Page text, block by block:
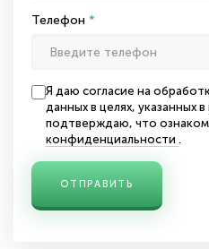
Телефон *
Я даю согласие на
данных в целях, указанных в
подтверждаю, что
конфиденциальности .
ОТПРАВИТЬ